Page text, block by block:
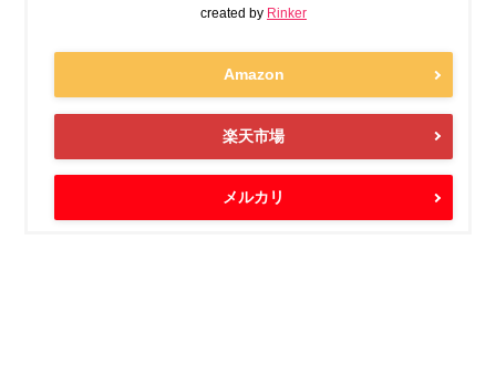
created by Rinker
Amazon
楽天市場
メルカリ